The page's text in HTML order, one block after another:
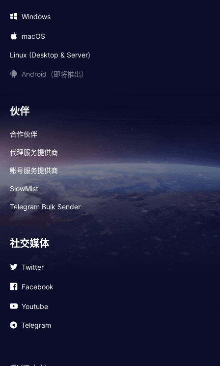
Windows
macOS
Linux (Desktop & Server)
Android（即将推出）
伙伴
合作伙伴
代理服务提供商
账号服务提供商
SlowMist
Telegram Bulk Sender
社交媒体
Twitter
Facebook
Youtube
Telegram